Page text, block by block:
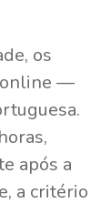
os
online —
após a
a critério